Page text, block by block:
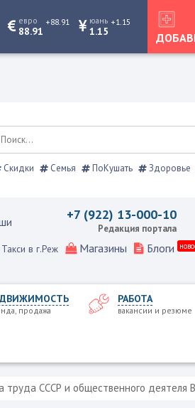
евро
88.91
+88.91 юань
1.15
+1.15
справочник
Скидки Семья ПоКушать Здоровье
+7 (922) 13-000-10
Редакция портала
Такси в г.Реж Магазины Блоги
продажа
РАБОТА
вакансии и резюме
СССР и общественного деятеля